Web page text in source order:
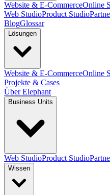
Website & E-CommerceOnline
Web StudioProduct Studio
BlogGlossar
Lösungen
Website & E-CommerceOnline
Projekte & Cases
Über Elephant
Business Units
Web StudioProduct Studio
Wissen